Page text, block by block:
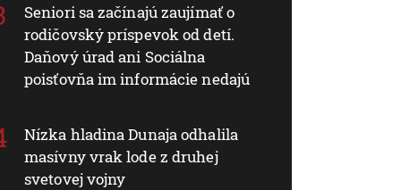
Seniori sa začínajú zaujímať o
rodičovský príspevok od detí.
Daňový úrad ani Sociálna
poisťovňa im informácie nedajú
Nízka hladina Dunaja odhalila
masívny vrak lode z druhej
svetovej vojny